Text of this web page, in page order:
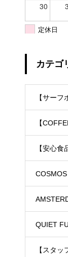
30
定休日
カテゴ
【サーフ
【
【安心食
ド）
ェットス
QUIET
【スタッ